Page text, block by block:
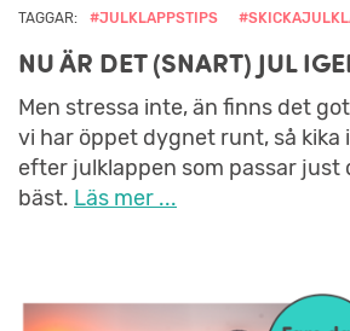
TAGGAR:
#JULKLAPPSTIPS
NU ÄR DET (SNART) JUL
Men stressa inte, än finns det
vi har öppet dygnet runt, så kika
efter julklappen som passar just
bäst. Läs mer ...